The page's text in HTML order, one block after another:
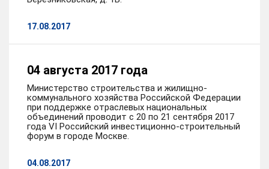
17.08.2017
04 августа 2017 года
Министерство строительства и жилищно-
коммунального хозяйства Российской Федерации
при поддержке отраслевых национальных
объединений проводит с 20 по 21 сентября 2017
года VI Российский инвестиционно-строительный
форум в городе Москве.
04.08.2017